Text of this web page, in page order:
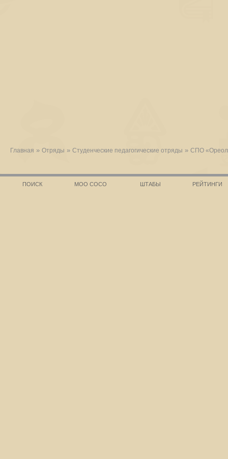
Главная » Отряды » Студенческие педагогические отряды » СПО
ПОИСК МОО СОСО ШТАБЫ РЕЙТИНГИ